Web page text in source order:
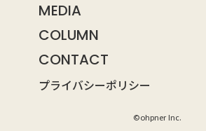
MEDIA
COLUMN
CONTACT
プライバシーポリシー
©ohpner Inc.